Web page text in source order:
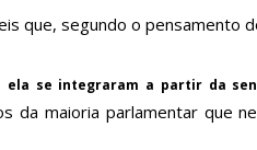
que, segundo o pensamento
ela se integraram a partir da
maioria parlamentar que